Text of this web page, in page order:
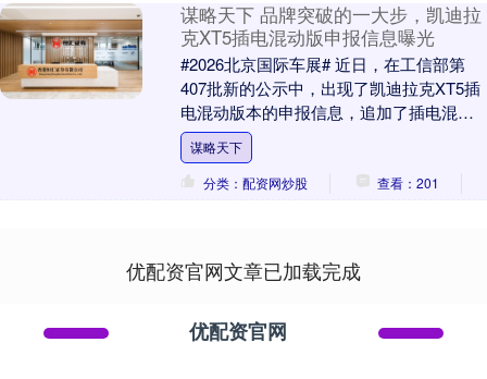
谋略天下 品牌突破的一大步，凯迪拉
克XT5插电混动版申报信息曝光
#2026北京国际车展# 近日，在工信部第
407批新的公示中，出现了凯迪拉克XT5插
电混动版本的申报信息，追加了插电混动
动力，这对于凯迪拉克乃至通用来讲其实
是一....
谋略天下
分类：配资网炒股
查看：201
优配资官网文章已加载完成
优配资官网